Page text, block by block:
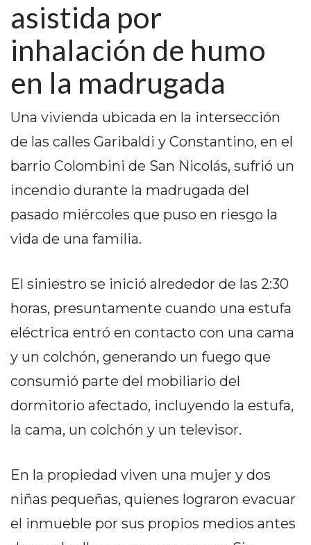
PEDIDOS POR WHATSAPP
TIENDA ONLINE GRATIS
CHANGUITO.COM.AR VS
OTRAS PLATAFORMAS DE
VENTA POR WHATSAPP
WHATSAPP: LA GUÍA
RESTAURANTES Y
DELIVERIES
POR WHATSAPP SIN QUE
SE TE PIERDA NINGUNO
asistida por
inhalación de humo
en la madrugada
Una vivienda ubicada en la intersección
de las calles Garibaldi y Constantino, en el
barrio Colombini de San Nicolás, sufrió un
incendio durante la madrugada del
pasado miércoles que puso en riesgo la
vida de una familia.
El siniestro se inició alrededor de las 2:30
horas, presuntamente cuando una estufa
eléctrica entró en contacto con una cama
y un colchón, generando un fuego que
consumió parte del mobiliario del
dormitorio afectado, incluyendo la estufa,
la cama, un colchón y un televisor.
En la propiedad viven una mujer y dos
niñas pequeñas, quienes lograron evacuar
el inmueble por sus propios medios antes